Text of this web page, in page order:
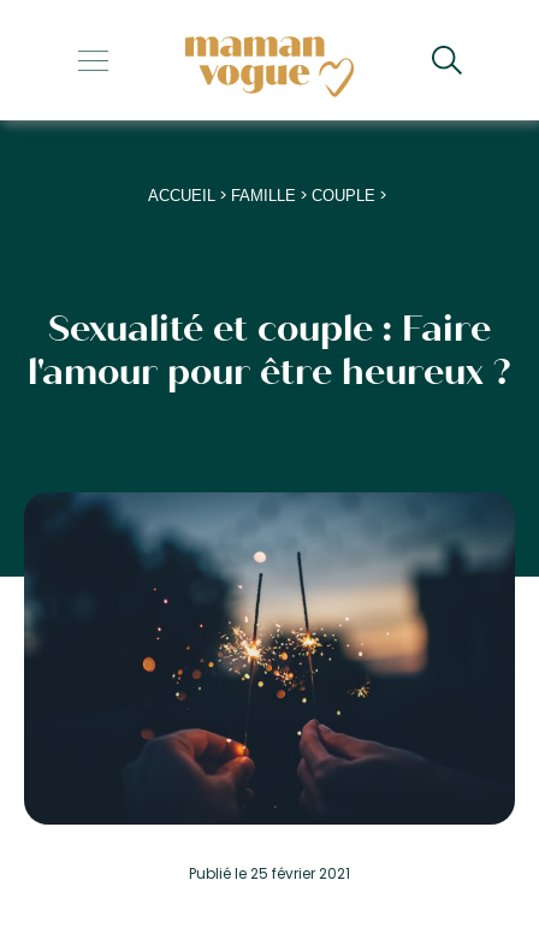
+
+
+
+
ACCUEIL > FAMILLE > COUPLE >
Sexualité et couple : Faire
l'amour pour être heureux ?
Publiéle 25 février 2021